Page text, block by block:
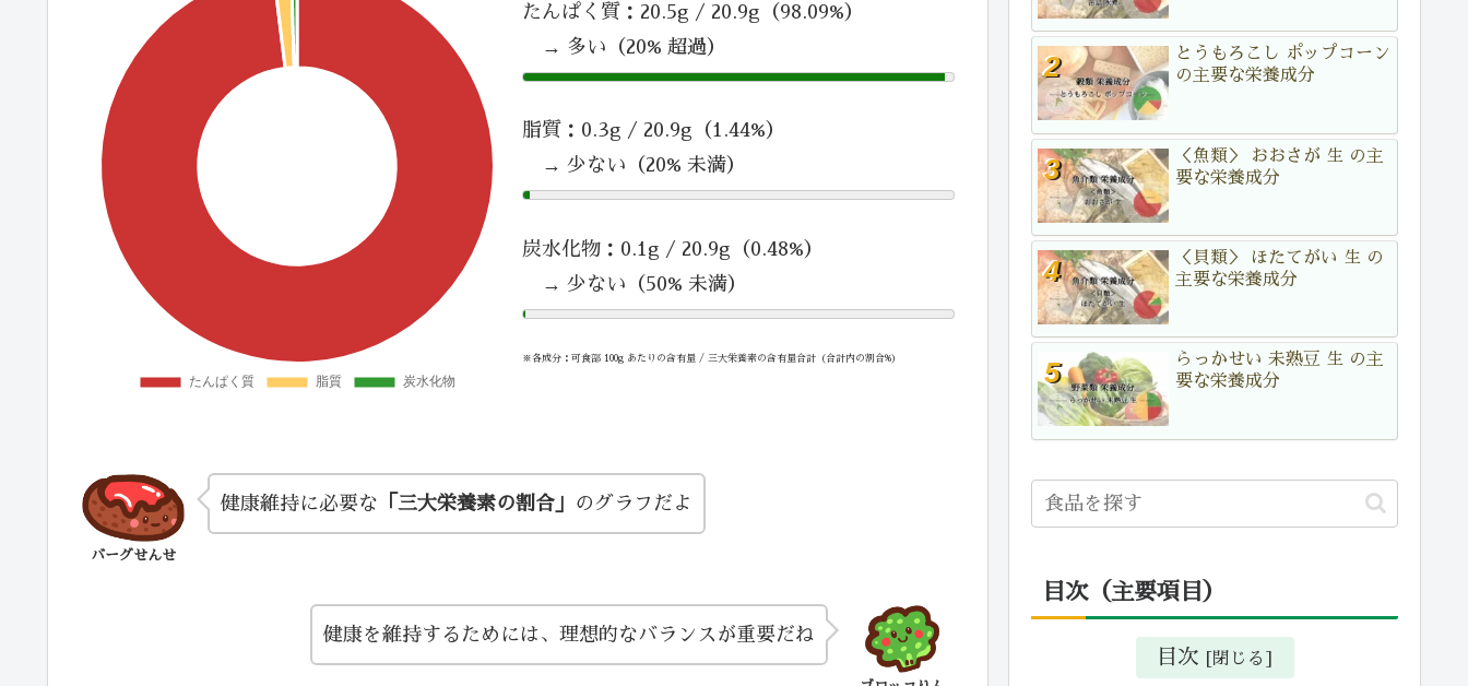
たんぱく質：20.5g / 20.9g（98.09%）
→ 多い（20% 超過）
脂質：0.3g / 20.9g（1.44%）
→ 少ない（20% 未満）
炭水化物：0.1g / 20.9g（0.48%）
→ 少ない（50% 未満）
※各成分：可食部 100g あたりの含有量 / 三大栄養素の含有量合計（合計内の割合%）
バーグせんせ
健康維持に必要な 「三大栄養素の割合」 のグラフだよ
健康を維持するためには、理想的なバランスが重要だね
とうもろこし ポップコーン
の主要な栄養成分
＜魚類＞ おおさが 生 の主
要な栄養成分
＜貝類＞ ほたてがい 生 の
主要な栄養成分
らっかせい 未熟豆 生 の主
要な栄養成分
目次（主要項目）
目次